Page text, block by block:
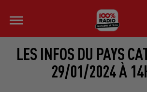
LES INFOS DU PAYS
29/01/2024 À